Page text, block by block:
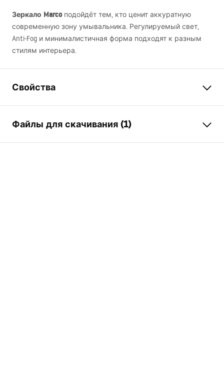
Зеркало Marcoподойдёт тем, кто ценит аккуратную
современную зону умывальника. Регулируемый свет,
Anti-Fog и минималистичная форма подходят к разным
стилям интерьера.
Свойства
Ширина
490мм
Глубина
25мм
Файлы для скачивания (1)